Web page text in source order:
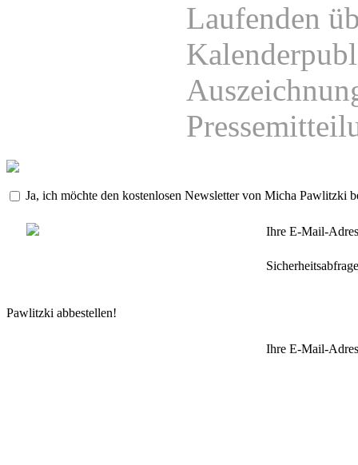
Laufenden
Ja, ich möchte den kostenlosen Newsletter von Micha Pawlitzki
Ihre E-Mail-
Pawlitzki abbestellen!
Ihre E-Mail-